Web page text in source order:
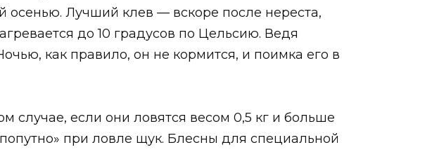
осенью. Лучший клев — вскоре после нереста,
до 10 градусов по Цельсию. Ведя
как правило, он не кормится, и поимка его в
если они ловятся весом 0,5 кг и больше
при ловле щук. Блесны для специальной